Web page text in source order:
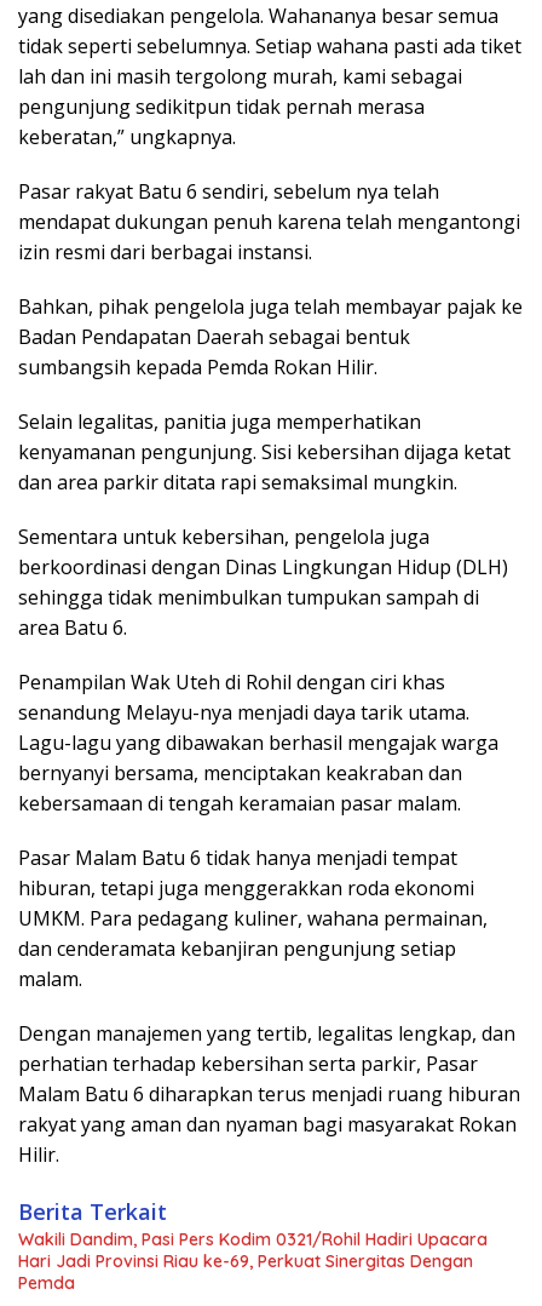
yang disediakan pengelola. Wahananya besar semua
tidak seperti sebelumnya. Setiap wahana pasti ada tiket
lah dan ini masih tergolong murah, kami sebagai
pengunjung sedikitpun tidak pernah merasa
keberatan,” ungkapnya.
Pasar rakyat Batu 6 sendiri, sebelum nya telah
mendapat dukungan penuh karena telah mengantongi
izin resmi dari berbagai instansi.
Bahkan, pihak pengelola juga telah membayar pajak ke
Badan Pendapatan Daerah sebagai bentuk
sumbangsih kepada Pemda Rokan Hilir.
Selain legalitas, panitia juga memperhatikan
kenyamanan pengunjung. Sisi kebersihan dijaga ketat
dan area parkir ditata rapi semaksimal mungkin.
Sementara untuk kebersihan, pengelola juga
berkoordinasi dengan Dinas Lingkungan Hidup (DLH)
sehingga tidak menimbulkan tumpukan sampah di
area Batu 6.
Penampilan Wak Uteh di Rohil dengan ciri khas
senandung Melayu-nya menjadi daya tarik utama.
Lagu-lagu yang dibawakan berhasil mengajak warga
bernyanyi bersama, menciptakan keakraban dan
kebersamaan di tengah keramaian pasar malam.
Pasar Malam Batu 6 tidak hanya menjadi tempat
hiburan, tetapi juga menggerakkan roda ekonomi
UMKM. Para pedagang kuliner, wahana permainan,
dan cenderamata kebanjiran pengunjung setiap
malam.
Dengan manajemen yang tertib, legalitas lengkap, dan
perhatian terhadap kebersihan serta parkir, Pasar
Malam Batu 6 diharapkan terus menjadi ruang hiburan
rakyat yang aman dan nyaman bagi masyarakat Rokan
Hilir.
Berita Terkait
Wakili Dandim, Pasi Pers Kodim 0321/Rohil Hadiri Upacara
Hari Jadi Provinsi Riau ke-69, Perkuat Sinergitas Dengan
Pemda